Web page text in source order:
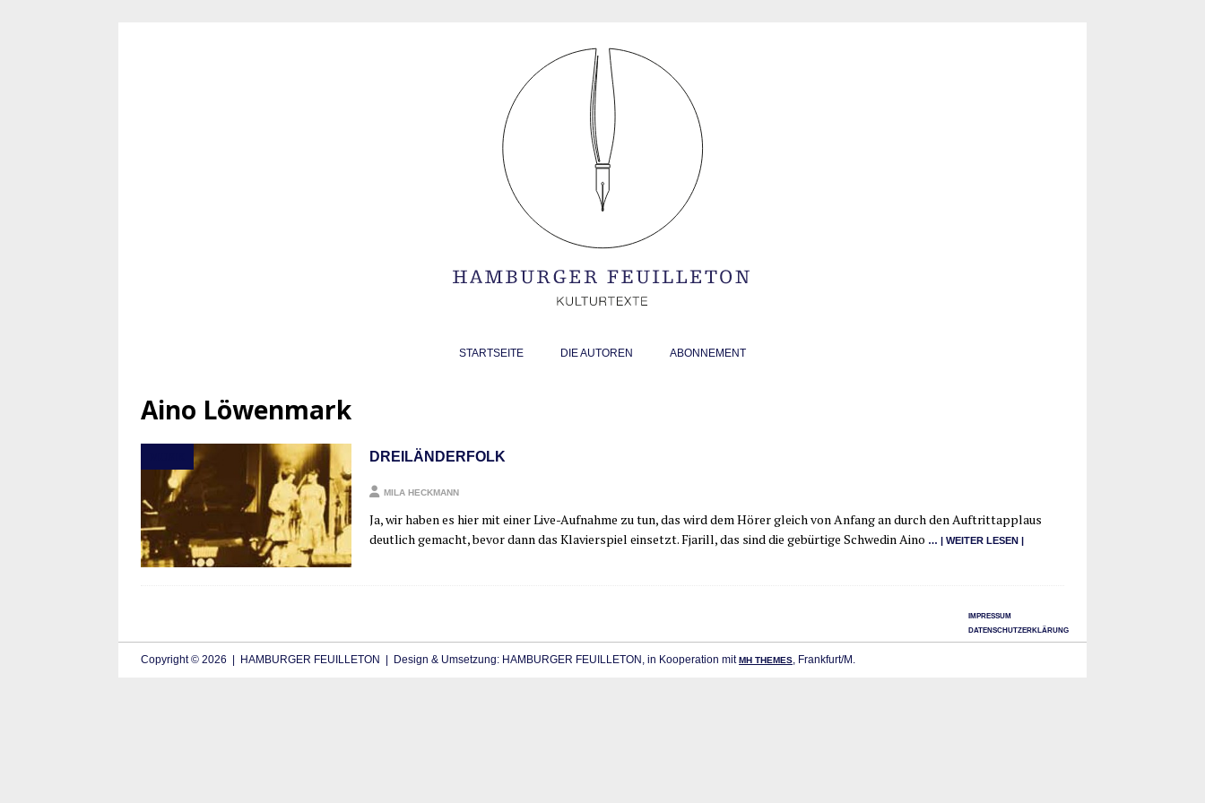
STARTSEITE DIE AUTOREN ABONNEMENT
Aino Löwenmark
DREILÄNDERFOLK
MILA HECKMANN
Ja, wir haben es hier mit einer Live-Auf­­­nah­­me zu tun, das wird dem Hörer gleich von Anfang an durch den Auf­trittap­plaus
deut­lich gemacht, bevor dann das Kla­vier­spiel ein­setzt. Fja­rill, das sind die gebür­ti­ge Schwe­din Aino … | WEI­TER LESEN |
IMPRESSUM
DATENSCHUTZERKLÄRUNG
Copyright © 2026 | HAMBURGER FEUILLETON | Design & Umsetzung: HAMBURGER FEUILLETON, in Kooperation mit MH THEMES, Frankfurt/M.